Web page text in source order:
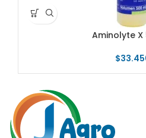
Aminolyte X
$